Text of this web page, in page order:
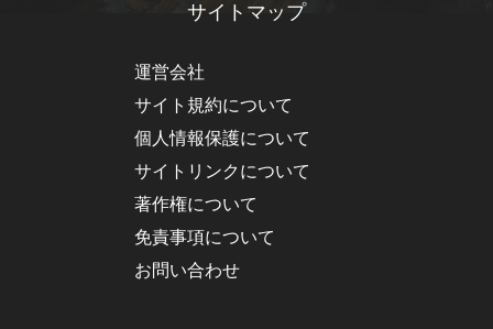
サイトマップ
運営会社
サイト規約について
個人情報保護について
サイトリンクについて
著作権について
免責事項について
お問い合わせ